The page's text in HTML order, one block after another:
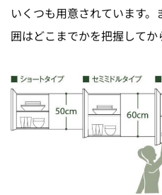
いくつも用意されています
囲はどこまでかを把握してか